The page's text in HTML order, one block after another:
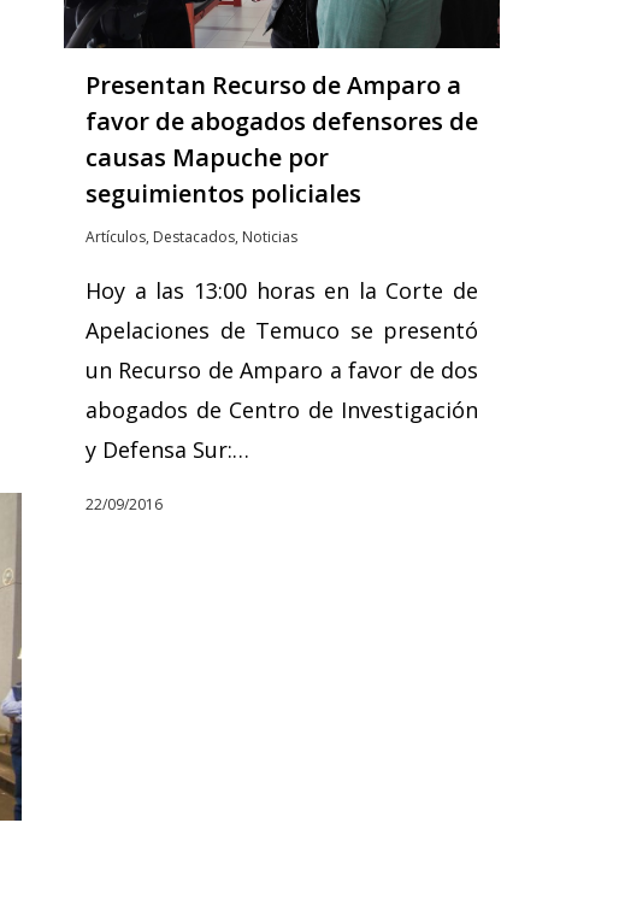
Presentan Recurso de Amparo a
favor de abogados defensores de
causas Mapuche por
seguimientos policiales
Artículos, Destacados, Noticias
Hoy a las 13:00 horas en la Corte de
Apelaciones de Temuco se presentó
un Recurso de Amparo a favor de dos
abogados de Centro de Investigación
y Defensa Sur:…
22/09/2016